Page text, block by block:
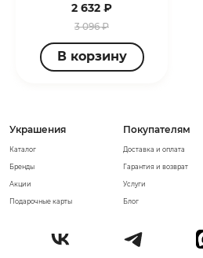
2 632 ₽
3 096 ₽
В корзину
Украшения
Каталог
Бренды
Акции
Подарочные карты
Покупателям
Доставка и оплата
Гарантия и возврат
Услуги
Блог